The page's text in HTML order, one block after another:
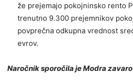
že prejemajo pokojninsko rento
trenutno 9.300 prejemnikov
povprečna odkupna vrednost
evrov.
Naročnik sporočila je Modra